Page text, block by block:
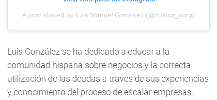
A post shared by Luis Manuel Gonzalez (@zuinca_corp)
Luis González se ha dedicado a educar a la
comunidad hispana sobre negocios y la correcta
utilización de las deudas a través de sus experiencias
y conocimiento del proceso de escalar empresas.